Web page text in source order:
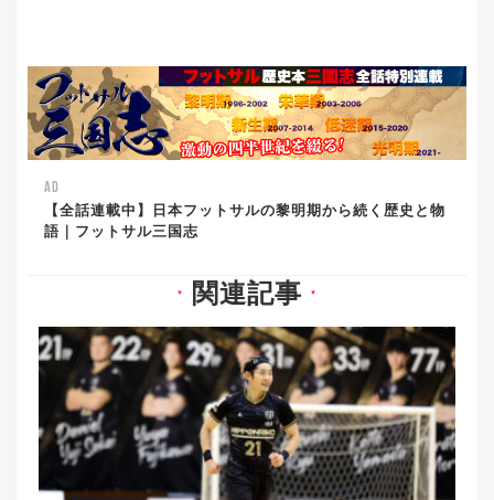
AD
【全話連載中】日本フットサルの黎明期から続く歴史と物
語｜フットサル三国志
▼ 関連記事 ▼